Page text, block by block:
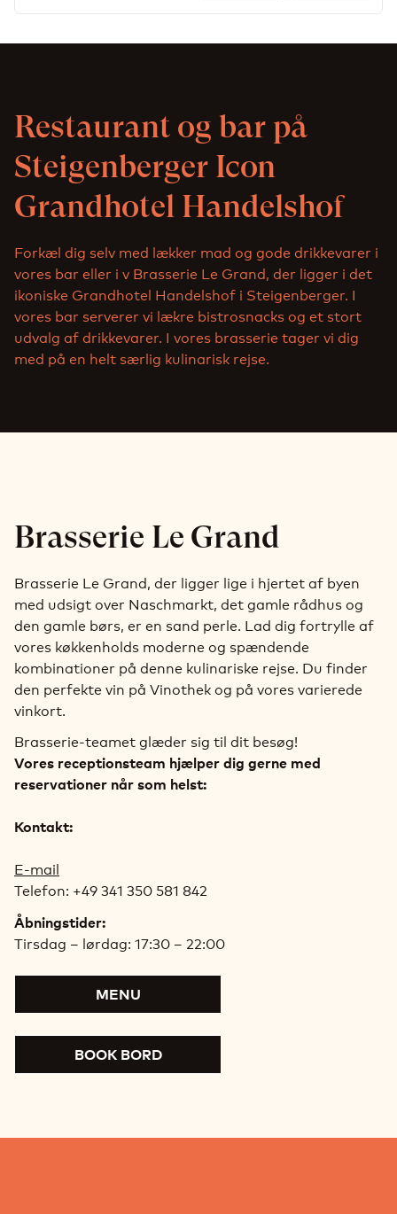
Restaurant og bar på
Steigenberger Icon
Grandhotel Handelshof
Forkæl dig selv med lækker mad og gode drikkevarer i
vores bar eller i v Brasserie Le Grand, der ligger i det
ikoniske Grandhotel Handelshof i Steigenberger. I
vores bar serverer vi lækre bistrosnacks og et stort
udvalg af drikkevarer. I vores brasserie tager vi dig
med på en helt særlig kulinarisk rejse.
Brasserie Le Grand
Brasserie Le Grand, der ligger lige i hjertet af byen
med udsigt over Naschmarkt, det gamle rådhus og
den gamle børs, er en sand perle. Lad dig fortrylle af
vores køkkenholds moderne og spændende
kombinationer på denne kulinariske rejse. Du finder
den perfekte vin på Vinothek og på vores varierede
vinkort.
Brasserie-teamet glæder sig til dit besøg!
Vores receptionsteam hjælper dig gerne med
reservationer når som helst:
Kontakt:
E-mail
Telefon: +49 341 350 581 842
Åbningstider:
Tirsdag – lørdag: 17:30 – 22:00
MENU
BOOK BORD